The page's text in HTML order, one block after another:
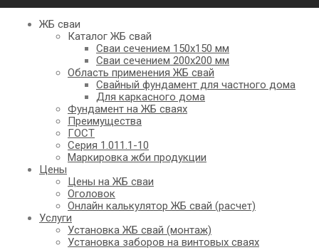
ЖБ сваи
Каталог ЖБ свай
Сваи сечением 150х150 мм
Сваи сечением 200х200 мм
Область применения ЖБ свай
Свайный фундамент для частного дома
Для каркасного дома
Фундамент на ЖБ сваях
Преимущества
ГОСТ
Серия 1.011.1-10
Маркировка жби продукции
Цены
Цены на ЖБ сваи
Оголовок
Онлайн калькулятор ЖБ свай (расчет)
Услуги
Установка ЖБ свай (монтаж)
Установка заборов на винтовых сваях